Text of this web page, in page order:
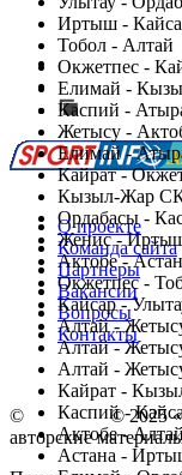
Иртыш -
Тобол - Алтай
Окжетпес -
Елимай -
Каспий -
Жетысу -
Елимай -
Кайрат -
Кызыл-Жар
Ордабасы -
Женис -
Актобе -
Окжетпес -
Кайсар -
Алтай -
Алтай -
Алтай -
Кайрат -
Каспий -
Актобе -
Астана -
Есть идея?
Сообщить
Перейти на
О проекте
Команда сайта
Партнеры
Вакансии
Вопросы
Контакты
© Copyright© 2025
авторские